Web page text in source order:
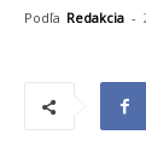
Podľa Redakcia -